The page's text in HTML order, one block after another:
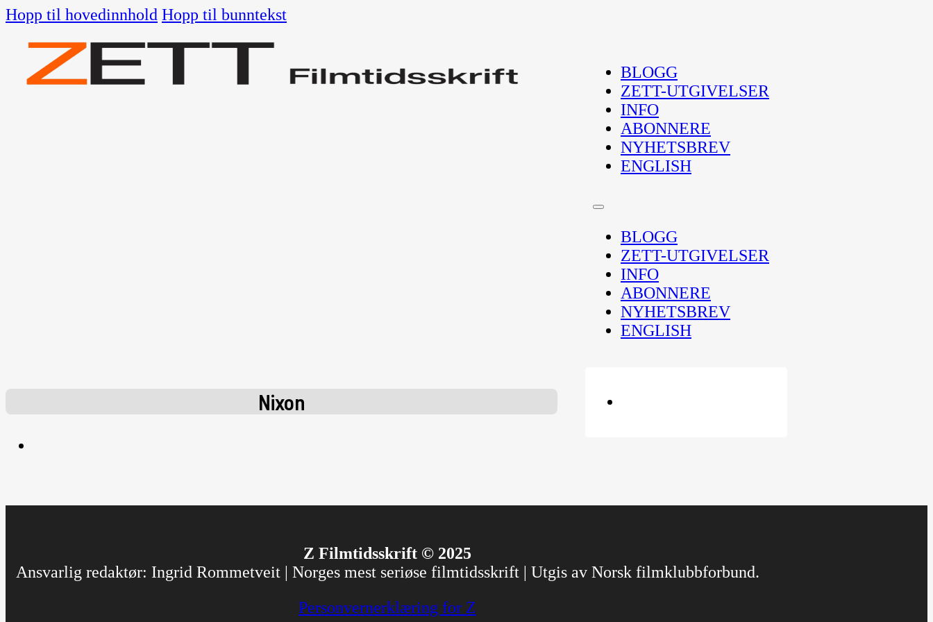
Hopp til hovedinnhold Hopp til bunntekst
BLOGG
ZETT-UTGIVELSER
INFO
ABONNERE
NYHETSBREV
ENGLISH
BLOGG
ZETT-UTGIVELSER
INFO
ABONNERE
NYHETSBREV
ENGLISH
Nixon
Z Filmtidsskrift © 2025
Ansvarlig redaktør: Ingrid Rommetveit | Norges mest seriøse filmtidsskrift | Utgis av Norsk filmklubbforbund.
Personvernerklæring for Z